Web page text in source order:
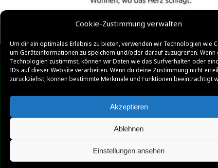
Cookie-Zustimmung verwalten
Um dir ein optimales Erlebnis zu bieten, verwenden wir Technologien wie
um Geräteinformationen zu speichern und/oder darauf zuzugreifen. Wenn
Technologien zustimmst, können wir Daten wie das Surfverhalten oder
IDs auf dieser Website verarbeiten. Wenn du deine Zustimmung nicht
zurückziehst, können bestimmte Merkmale und Funktionen beeinträchtigt
Akzeptieren
Ablehnen
Einstellungen ansehen